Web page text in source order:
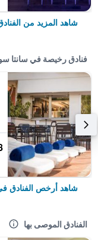
شاهد المزيد من
فنادق رخيصة في سانتا
شاهد أرخص الفنادق
الفنادق الموصى بها